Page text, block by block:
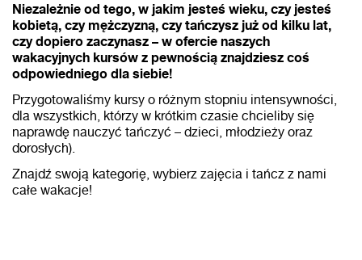
Niezależnie od tego, w jakim jesteś wieku, czy jesteś
kobietą, czy mężczyzną, czy tańczysz już od kilku lat,
czy dopiero zaczynasz – w ofercie naszych
wakacyjnych kursów z pewnością znajdziesz coś
odpowiedniego dla siebie!
Przygotowaliśmy kursy o różnym stopniu intensywności,
dla wszystkich, którzy w krótkim czasie chcieliby się
naprawdę nauczyć tańczyć – dzieci, młodzieży oraz
dorosłych).
Znajdź swoją kategorię, wybierz zajęcia i tańcz z nami
całe wakacje!